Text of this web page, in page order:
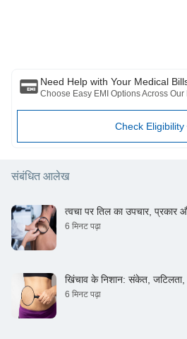
Need Help with Your Medical
Choose Easy EMI Options Across
Check Eligibility
संबंधित आलेख
त्वचा पर तिल का उपचार, प्रकार
6 मिनट पढ़ा
खिंचाव के निशान: संकेत, जटिलता,
6 मिनट पढ़ा